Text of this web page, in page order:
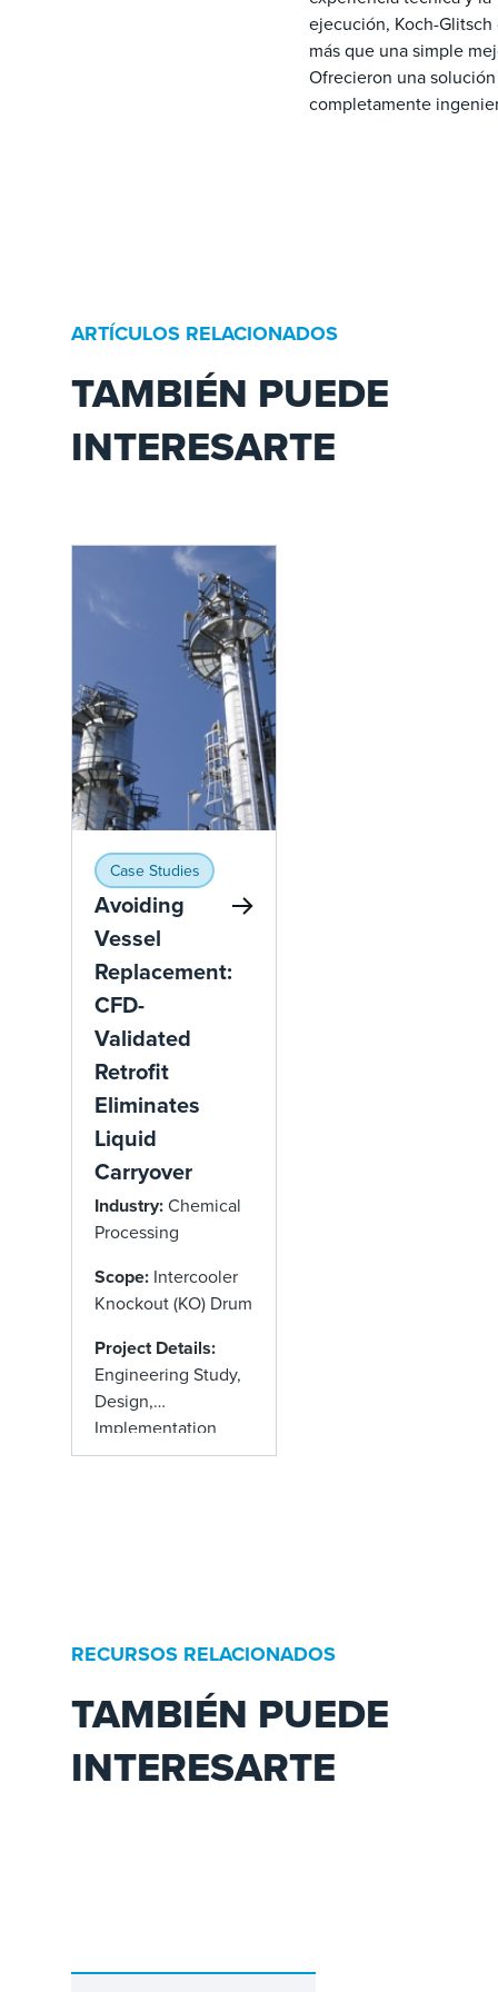
ejecución, Koch-
más que una simple
Ofrecieron una solución
completamente
ARTÍCULOS RELACIONADOS
TAMBIÉN PUEDE
INTERESARTE
Case Studies
Avoiding
Vessel
Replacement:
CFD-
Validated
Retrofit
Eliminates
Liquid
Carryover
Industry:Chemical
Processing
Scope: Intercooler
Knockout (KO) Drum
Project Details:
Engineering Study,
Design,
Implementation
RECURSOS RELACIONADOS
TAMBIÉN PUEDE
INTERESARTE